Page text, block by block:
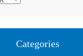
Categories